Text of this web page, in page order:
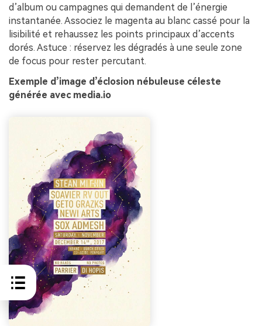
d’album ou campagnes qui demandent de l’énergie
instantanée. Associez le magenta au blanc cassé pour la
lisibilité et rehaussez les points principaux d’accents
dorés. Astuce : réservez les dégradés à une seule zone
de focus pour rester percutant.
Exemple d’image d’éclosion nébuleuse céleste
générée avec media.io